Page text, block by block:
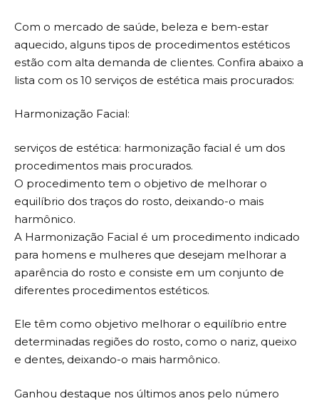
Com o mercado de saúde, beleza e bem-estar
aquecido, alguns tipos de procedimentos estéticos
estão com alta demanda de clientes. Confira abaixo a
lista com os 10 serviços de estética mais procurados:
Harmonização Facial:
serviços de estética: harmonização facial é um dos
procedimentos mais procurados.
O procedimento tem o objetivo de melhorar o
equilíbrio dos traços do rosto, deixando-o mais
harmônico.
A Harmonização Facial é um procedimento indicado
para homens e mulheres que desejam melhorar a
aparência do rosto e consiste em um conjunto de
diferentes procedimentos estéticos.
Ele têm como objetivo melhorar o equilíbrio entre
determinadas regiões do rosto, como o nariz, queixo
e dentes, deixando-o mais harmônico.
Ganhou destaque nos últimos anos pelo número